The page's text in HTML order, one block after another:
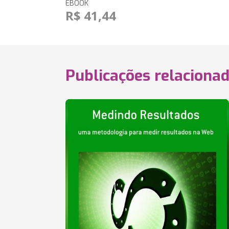
EBOOK
R$ 41,44
Publicações